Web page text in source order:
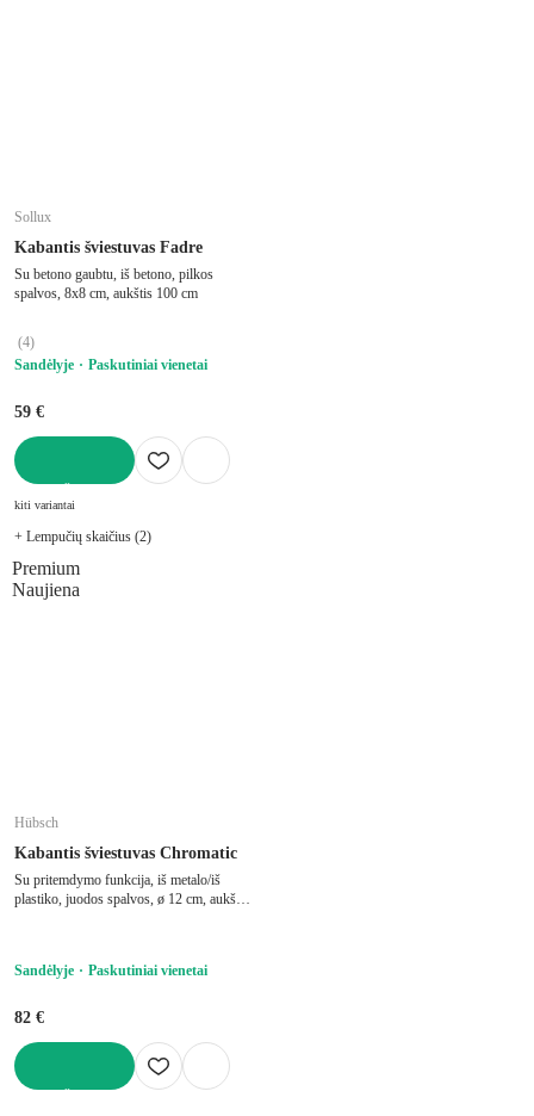
Sollux
Kabantis šviestuvas Fadre
Su betono gaubtu, iš betono, pilkos
spalvos, 8x8 cm, aukštis 100 cm
(4)
Sandėlyje
Paskutiniai vienetai
59 €
kiti variantai
+ Lempučių skaičius (2)
Premium
Naujiena
Hübsch
Kabantis šviestuvas Chromatic
Su pritemdymo funkcija, iš metalo/iš
plastiko, juodos spalvos, ø 12 cm, aukštis
Sandėlyje Paskutiniai vienetai
82 €